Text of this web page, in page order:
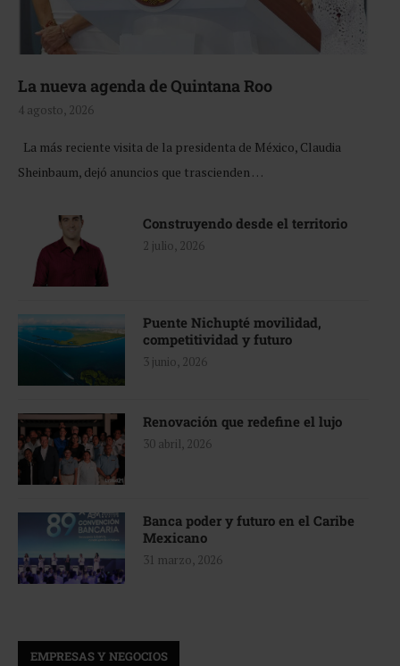
La nueva agenda de Quintana Roo
4 agosto, 2026
La más reciente visita de la presidenta de México, Claudia
Sheinbaum, dejó anuncios que trascienden …
Construyendo desde el territorio
2 julio, 2026
Puente Nichupté movilidad,
competitividad y futuro
3 junio, 2026
Renovación que redefine el lujo
30 abril, 2026
Banca poder y futuro en el Caribe
Mexicano
31 marzo, 2026
EMPRESAS Y NEGOCIOS